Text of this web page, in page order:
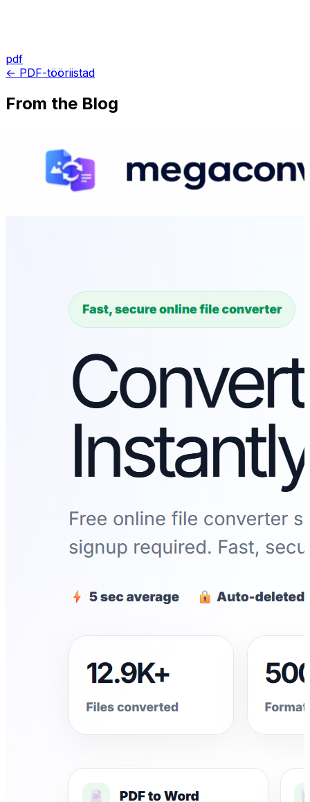
pdf
← PDF-tööriistad
From the Blog